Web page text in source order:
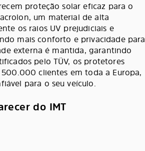
proteção solar eficaz para o
um material de alta
os raios UV prejudiciais e
mais conforto e privacidade para
externa é mantida, garantindo
pelo TÜV, os protetores
clientes em toda a Europa,
para o seu veículo.
do IMT